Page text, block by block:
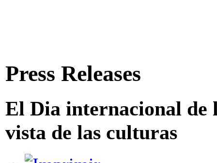
Press Releases
El Dia internacional de
vista de las culturas